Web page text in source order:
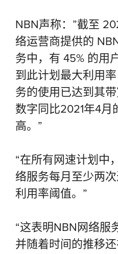
NBN声称：”截至
络运营商提供的
务中，有 45% 的用
到此计划最大利用
务的使用已达到其
数字同比2021年4月
高。”
“在所有网速计划中
络服务每月至少两
利用率阈值。”
“这表明NBN网络服
并随着时间的推移